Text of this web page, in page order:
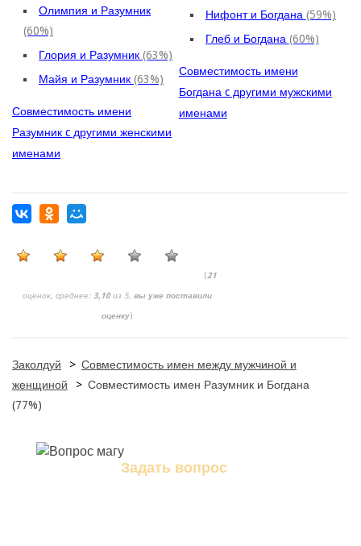
Олимпия и Разумник
(60%)
Глория и Разумник (63%)
Майя и Разумник (63%)
Совместимость имени
Разумник c другими женскими
именами
Нифонт и Богдана (59%)
Глеб и Богдана (60%)
Совместимость имени
Богдана c другими мужскими
именами
(21
оценок, среднее: 3,10из 5, вы уже поставили
оценку)
Заколдуй > Совместимость имен между мужчиной и
женщиной
> Совместимость имен Разумник и Богдана
(77%)
Задать вопрос